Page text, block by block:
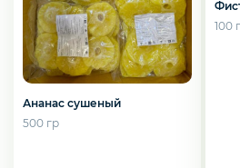
Молоко, молочные
Орехи и сухофрукты
Ананас сушеный
500 гр
100